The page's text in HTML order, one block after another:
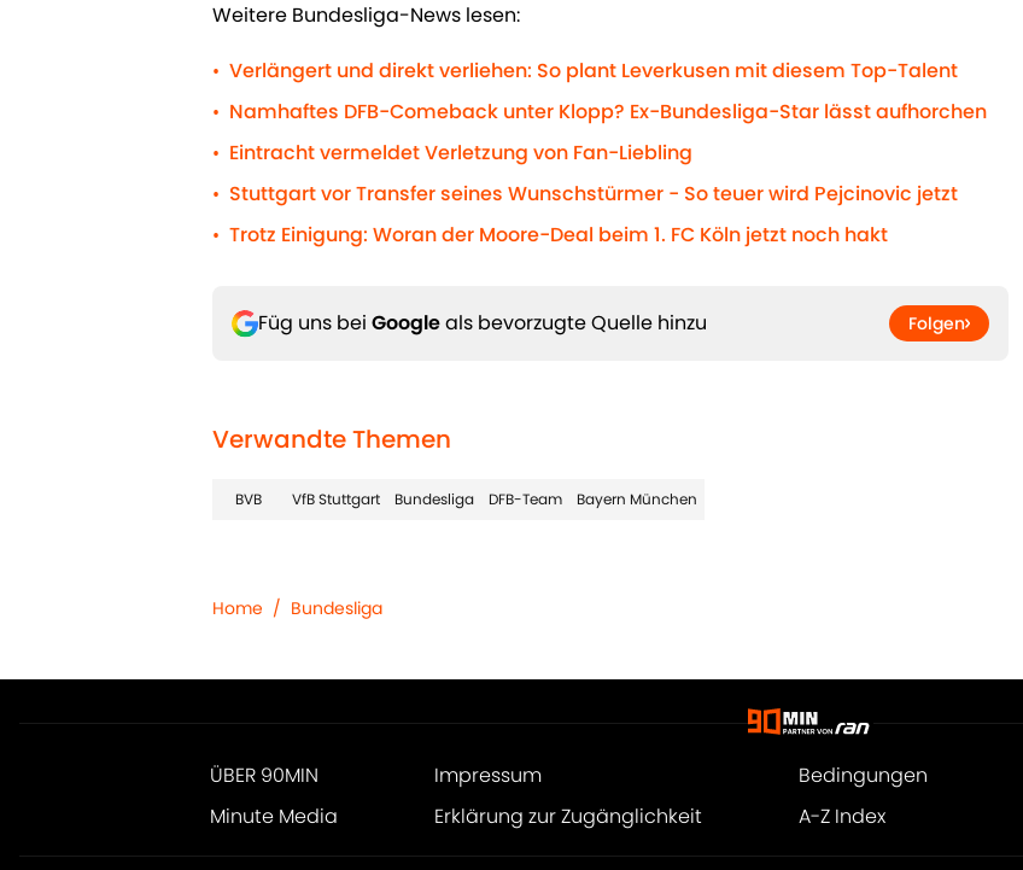
Weitere Bundesliga-News lesen:
• Verlängert und direkt verliehen: So plant Leverkusen mit diesem Top-Talent
• Namhaftes DFB-Comeback unter Klopp? Ex-Bundesliga-Star lässt aufhorchen
• Eintracht vermeldet Verletzung von Fan-Liebling
• Stuttgart vor Transfer seines Wunschstürmer - So teuer wird Pejcinovic jetzt
• Trotz Einigung: Woran der Moore-Deal beim 1. FC Köln jetzt noch hakt
Füg uns bei Googleals bevorzugte Quelle hinzu Folgen
Verwandte Themen
BVB VfB Stuttgart Bundesliga DFB-Team Bayern München
Home / Bundesliga
ÜBER 90MIN Impressum Bedingungen
Minute Media
Erklärung zur Zugänglichkeit A-Z Index